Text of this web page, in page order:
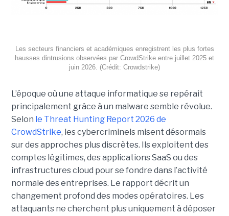
Les secteurs financiers et académiques enregistrent les plus fortes
hausses dintrusions observées par CrowdStrike entre juillet 2025 et
juin 2026. (Crédit: Crowdstrike)
L’époque où une attaque informatique se repérait
principalement grâce à un malware semble révolue.
Selon le Threat Hunting Report 2026 de
CrowdStrike, les cybercriminels misent désormais
sur des approches plus discrètes. Ils exploitent des
comptes légitimes, des applications SaaS ou des
infrastructures cloud pour se fondre dans l’activité
normale des entreprises. Le rapport décrit un
changement profond des modes opératoires. Les
attaquants ne cherchent plus uniquement à déposer